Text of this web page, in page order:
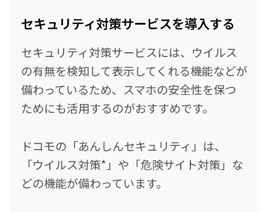
セキュリティ対策サービスを導入する
セキュリティ対策サービスには、ウイルス
の有無を検知して表示してくれる機能などが
備わっているため、スマホの安全性を保つ
ためにも活用するのがおすすめです。
ドコモの「あんしんセキュリティ」は、
「ウイルス対策*」や「危険サイト対策」な
どの機能が備わっています。